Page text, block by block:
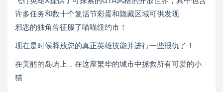
许多任务和数十个复活节彩蛋和隐藏区域可供发现
邪恶的独角兽征服了喵喵纽约市！
现在是时候释放您的真正英雄技能并进行一些报仇了​​！
在美丽的岛屿上，在这座繁华的城市中拯救所有可爱的小
猫